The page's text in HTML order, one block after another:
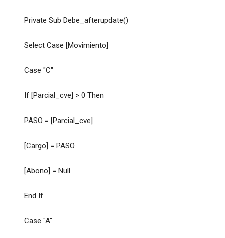
Private Sub Debe_afterupdate()
Select Case [Movimiento]
Case "C"
If [Parcial_cve] > 0 Then
PASO = [Parcial_cve]
[Cargo] = PASO
[Abono] = Null
End If
Case "A"